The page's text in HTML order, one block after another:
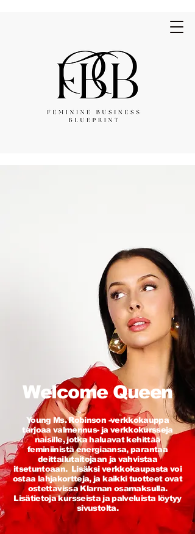
Welcome Queen
Young Ms. Robinson -verkkokauppa
tarjoaa valmennus- ja verkkokursseja
naisille, jotka haluavat kehittää
feminiinistä energiaansa, parantaa
deittailutaitojaan ja vahvistaa
itsetuntoaan. Lisäksi verkkokaupasta voi
ostaa lahjakortteja, ja kaikki tuotteet ovat
ostettavissa Klarnan osamaksulla.
Lisätietoja kursseista ja palveluista löytyy
sivustolta.